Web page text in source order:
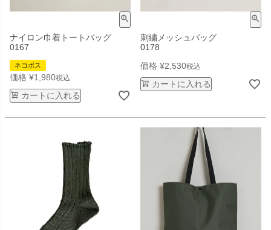
ナイロン巾着トートバッグ
0167
ネコポス
価格 ¥1,980税込
カートに入れる
刺繍メッシュバッグ
0178
価格 ¥2,530税込
カートに入れる